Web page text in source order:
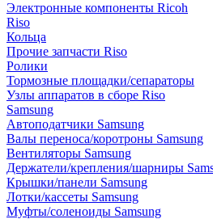
Электронные компоненты Ricoh
Riso
Кольца
Прочие запчасти Riso
Ролики
Тормозные площадки/сепараторы
Узлы аппаратов в сборе Riso
Samsung
Автоподатчики Samsung
Валы переноса/коротроны Samsung
Вентиляторы Samsung
Держатели/крепления/шарниры
Крышки/панели Samsung
Лотки/кассеты Samsung
Муфты/соленоиды Samsung